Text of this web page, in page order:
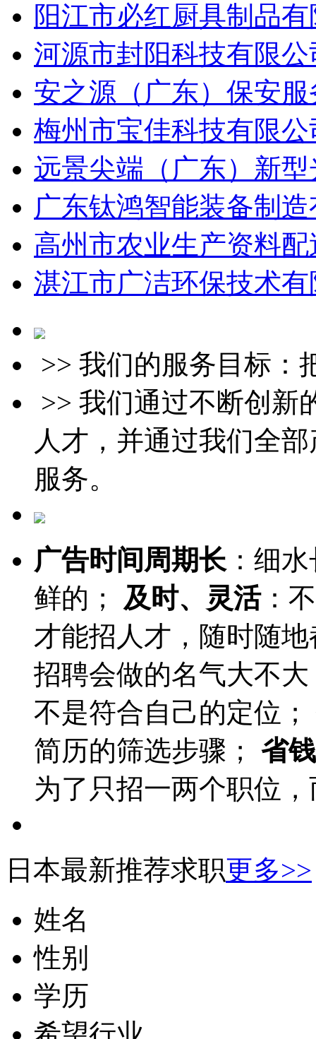
阳江市必红厨具制品
河源市封阳科技有限
安之源（广东）保安
梅州市宝佳科技有限
远景尖端（广东）新
广东钛鸿智能装备制
高州市农业生产资料
湛江市广洁环保技术
>> 我们的服务目标：
>> 我们通过不断创新
人才，并通过我们全
服务。
广告时间周期长 ：细
鲜的； 及时、灵活：
才能招人才，随时随
招聘会做的名气大不
不是符合自己的定位；
简历的筛选步骤； 省
为了只招一两个职位
日本最新推荐求职更多>>
姓名
性别
学历